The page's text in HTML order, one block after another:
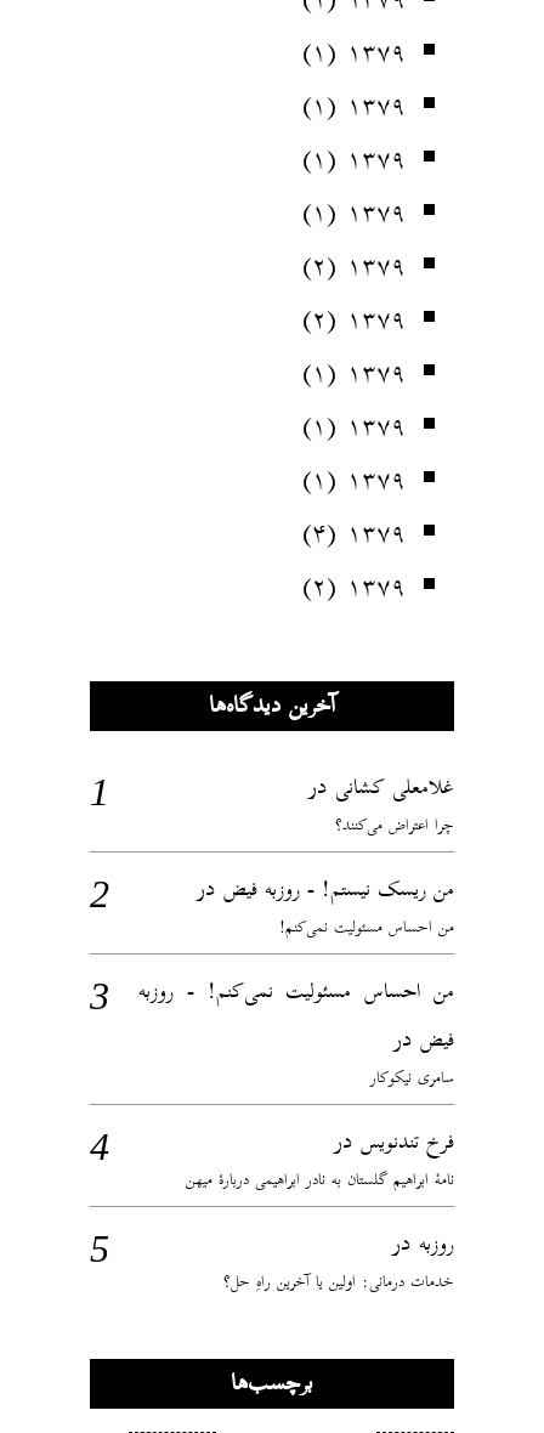
۱۳۷۹ (۱)
۱۳۷۹ (۱)
۱۳۷۹ (۱)
۱۳۷۹ (۱)
۱۳۷۹ (۲)
۱۳۷۹ (۲)
۱۳۷۹ (۱)
۱۳۷۹ (۱)
۱۳۷۹ (۱)
۱۳۷۹ (۴)
۱۳۷۹ (۲)
آخرین دیدگاه‌ها
غلامعلی کشانی در
چرا اعتراض می‌کنند؟
من ریسک نیستم! - روزبه فیض در
من احساس مسئولیت نمی‌کنم!
من احساس مسئولیت نمی‌کنم! - روزبه
فیض در
سامری نیکوکار
فرخ تندنویس در
نامهٔ ابراهیم گلستان به نادر ابراهیمی دربارهٔ میهن
روزبه در
خدمات درمانی: اولین یا آخرین راهِ حل؟
برچسب‌ها